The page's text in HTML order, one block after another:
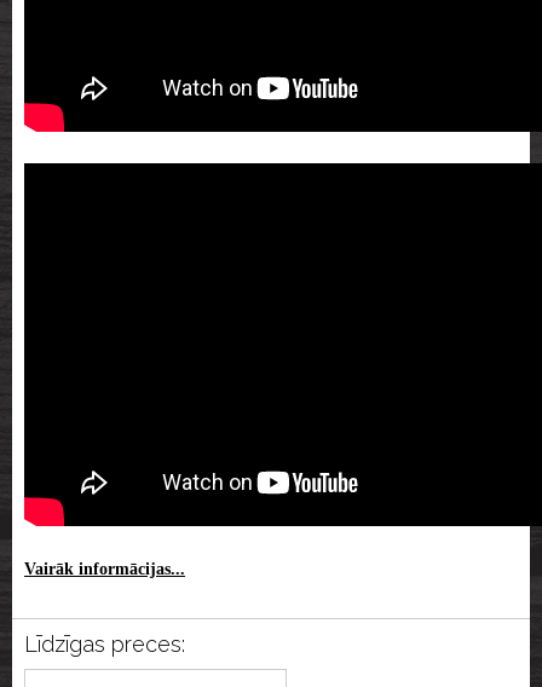
Vairāk informācijas...
Līdzīgas preces: